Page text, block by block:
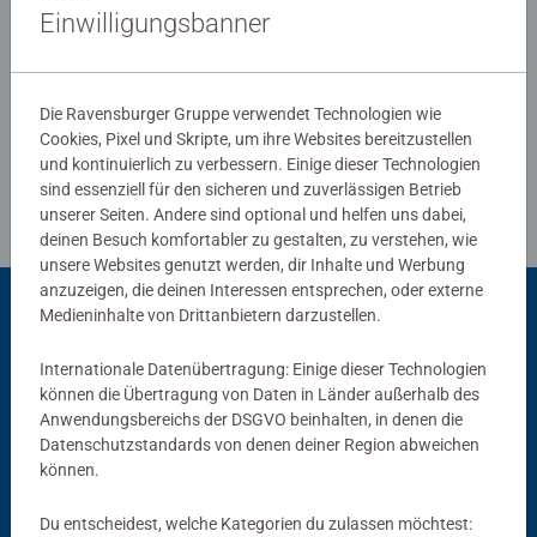
Ravensburg hergestellt werden. Jahrzehntelange
Erfahrung in der Puzzleproduktion, den hohen
Qualitätsanspruch an Material, Motiv und Design lassen
die Herzen der Puzzler höherschlagen und erleben, wie
eins zum andern passt. Das ist die Ravensburger
Leidenschaft für Qualität.
Verfasse eine Bewertung
Richtlinien für Bewertungen
Passend dazu
Einwilligungsbanner
Die Ravensburger Gruppe verwendet Technologien wie
Cookies, Pixel und Skripte, um ihre Websites bereitzustellen
und kontinuierlich zu verbessern. Einige dieser Technologien
sind essenziell für den sicheren und zuverlässigen Betrieb
unserer Seiten. Andere sind optional und helfen uns dabei,
deinen Besuch komfortabler zu gestalten, zu verstehen, wie
unsere Websites genutzt werden, dir Inhalte und Werbung
anzuzeigen, die deinen Interessen entsprechen, oder externe
Medieninhalte von Drittanbietern darzustellen.
Internationale Datenübertragung: Einige dieser Technologien
können die Übertragung von Daten in Länder außerhalb des
Anwendungsbereichs der DSGVO beinhalten, in denen die
Datenschutzstandards von denen deiner Region abweichen
können.
Du entscheidest, welche Kategorien du zulassen möchtest: